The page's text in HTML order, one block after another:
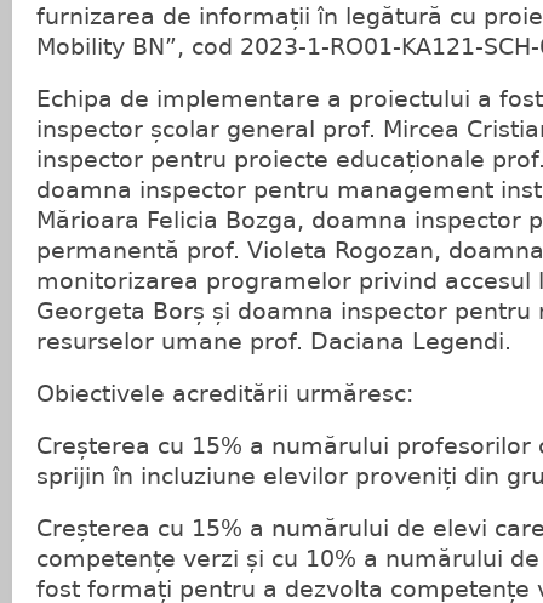
furnizarea de informații în legătură cu
Mobility BN”, cod 2023-1-RO01-KA121-
Echipa de implementare a proiectului a
inspector școlar general prof. Mircea
inspector pentru proiecte educaționale
doamna inspector pentru management
Mărioara Felicia Bozga, doamna inspector
permanentă prof. Violeta Rogozan,
monitorizarea programelor privind accesul
Georgeta Borș și doamna inspector pentru
resurselor umane prof. Daciana Legendi.
Obiectivele acreditării urmăresc:
Creșterea cu 15% a numărului profesorilor
sprijin în incluziune elevilor proveniți din
Creșterea cu 15% a numărului de elevi
competențe verzi și cu 10% a numărului
fost formați pentru a dezvolta competențe